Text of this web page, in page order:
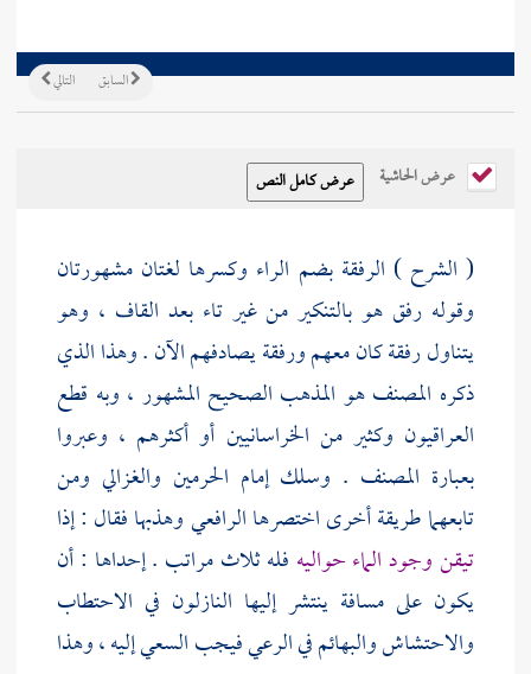
التالي السابق
عرض الحاشية
( الشرح ) الرفقة بضم الراء وكسرها لغتان مشهورتان
وقوله رفق هو بالتنكير من غير تاء بعد القاف ، وهو
يتناول رفقة كان معهم ورفقة يصادفهم الآن . وهذا الذي
ذكره المصنفهو المذهب الصحيح المشهور ، وبه قطع
العراقيون وكثير من الخراسانيين أو أكثرهم ، وعبروا
بعبارة المصنف . وسلكإمام الحرمين والغزالي ومن
تابعهما طريقة أخرى اختصرهاالرافعيوهذبها فقال : إذا
تيقن وجود الماء حواليه فله ثلاث مراتب . إحداها : أن
يكون على مسافة ينتشر إليها النازلون في الاحتطاب
والاحتشاش والبهائم في الرعي فيجب السعي إليه ، وهذا